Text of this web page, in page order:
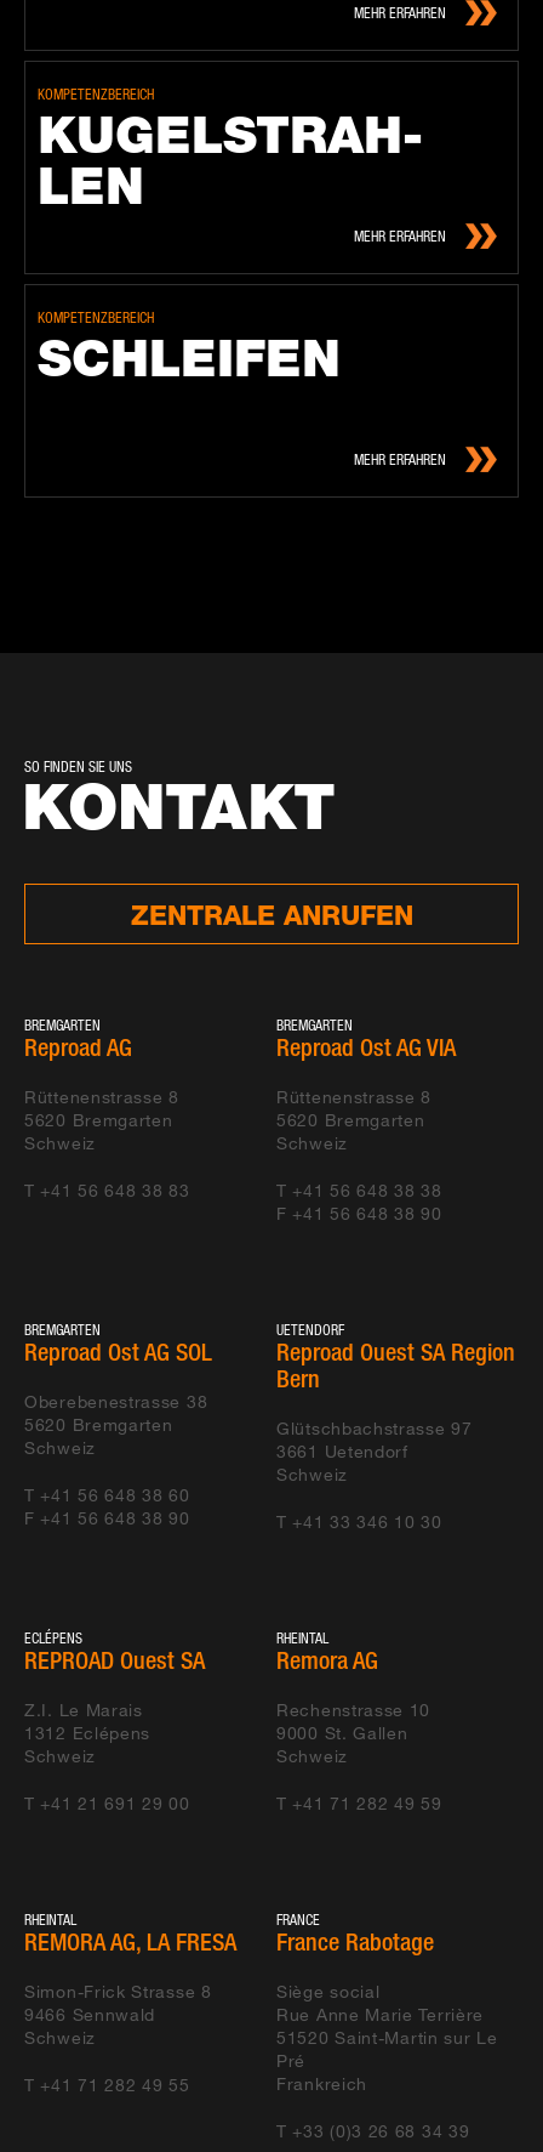
MEHR ERFAHREN
KOMPETENZBEREICH
KU­GEL­STRAH­
LEN
MEHR ERFAHREN
KOMPETENZBEREICH
SCHLEI­FEN
MEHR ERFAHREN
SO FINDEN SIE UNS
KONTAKT
ZENTRALE ANRUFEN
BREMGARTEN
Reproad AG
Rüttenenstrasse 8
5620 Bremgarten
Schweiz
T +41 56 648 38 83
BREMGARTEN
Reproad Ost AG VIA
Rüttenenstrasse 8
5620 Bremgarten
Schweiz
T +41 56 648 38 38
F +41 56 648 38 90
BREMGARTEN
Reproad Ost AG SOL
Oberebenestrasse 38
5620 Bremgarten
Schweiz
T +41 56 648 38 60
F +41 56 648 38 90
UETENDORF
Reproad Ouest SA Region
Bern
Glütschbachstrasse 97
3661 Uetendorf
Schweiz
T +41 33 346 10 30
ECLÉPENS
REPROAD Ouest SA
Z.I. Le Marais
1312 Eclépens
Schweiz
T +41 21 691 29 00
RHEINTAL
Remora AG
Rechenstrasse 10
9000 St. Gallen
Schweiz
T +41 71 282 49 59
RHEINTAL
REMORA AG, LA FRESA
Simon-Frick Strasse 8
9466 Sennwald
Schweiz
T +41 71 282 49 55
FRANCE
France Rabotage
Siège social
Rue Anne Marie Terrière
51520 Saint-Martin sur Le
Pré
Frankreich
T +33 (0)3 26 68 34 39